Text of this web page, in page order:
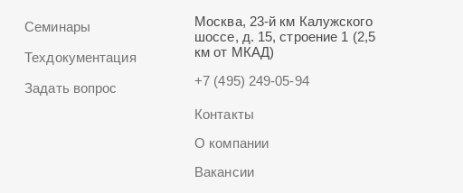
Семинары
Техдокументация
Задать вопрос
Москва, 23-й км Калужского
шоссе, д. 15, строение 1 (2,5
км от МКАД)
+7 (495) 249-05-94
Контакты
О компании
Вакансии